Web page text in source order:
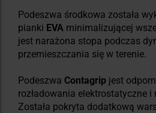
Podeszwa środkowa została
pianki EVA minimalizującej
jest narażona stopa podczas
przemieszczania się w terenie.
Podeszwa Contagrip jest
rozładowania elektrostatyczne
Została pokryta dodatkową